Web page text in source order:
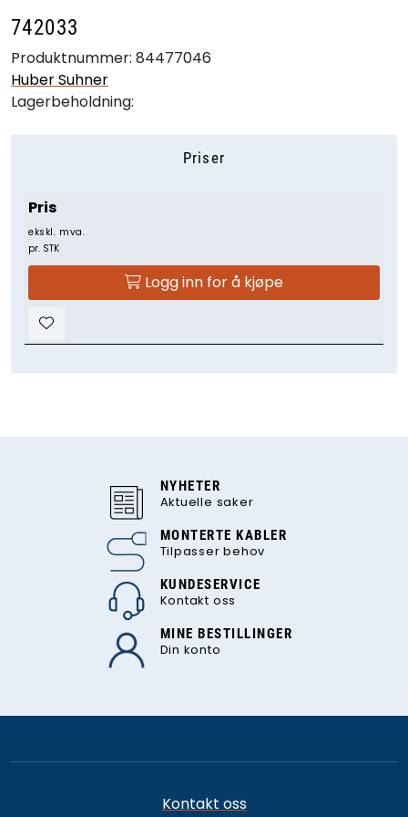
742033
Produktnummer: 84477046
Huber Suhner
Lagerbeholdning:
Priser
Pris
ekskl. mva.
pr. STK
Logg inn for å kjøpe
NYHETER
Aktuelle saker
MONTERTE KABLER
Tilpasser behov
KUNDESERVICE
Kontakt oss
MINE BESTILLINGER
Din konto
Kontakt oss